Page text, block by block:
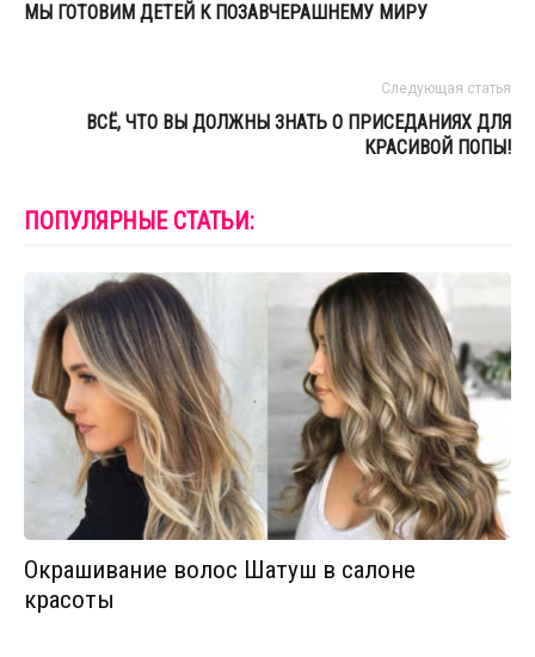
МЫ ГОТОВИМ ДЕТЕЙ К ПОЗАВЧЕРАШНЕМУ МИРУ
Следующая статья
ВСЁ, ЧТО ВЫ ДОЛЖНЫ ЗНАТЬ О ПРИСЕДАНИЯХ ДЛЯ
КРАСИВОЙ ПОПЫ!
ПОПУЛЯРНЫЕ СТАТЬИ:
Окрашивание волос Шатуш в салоне
красоты